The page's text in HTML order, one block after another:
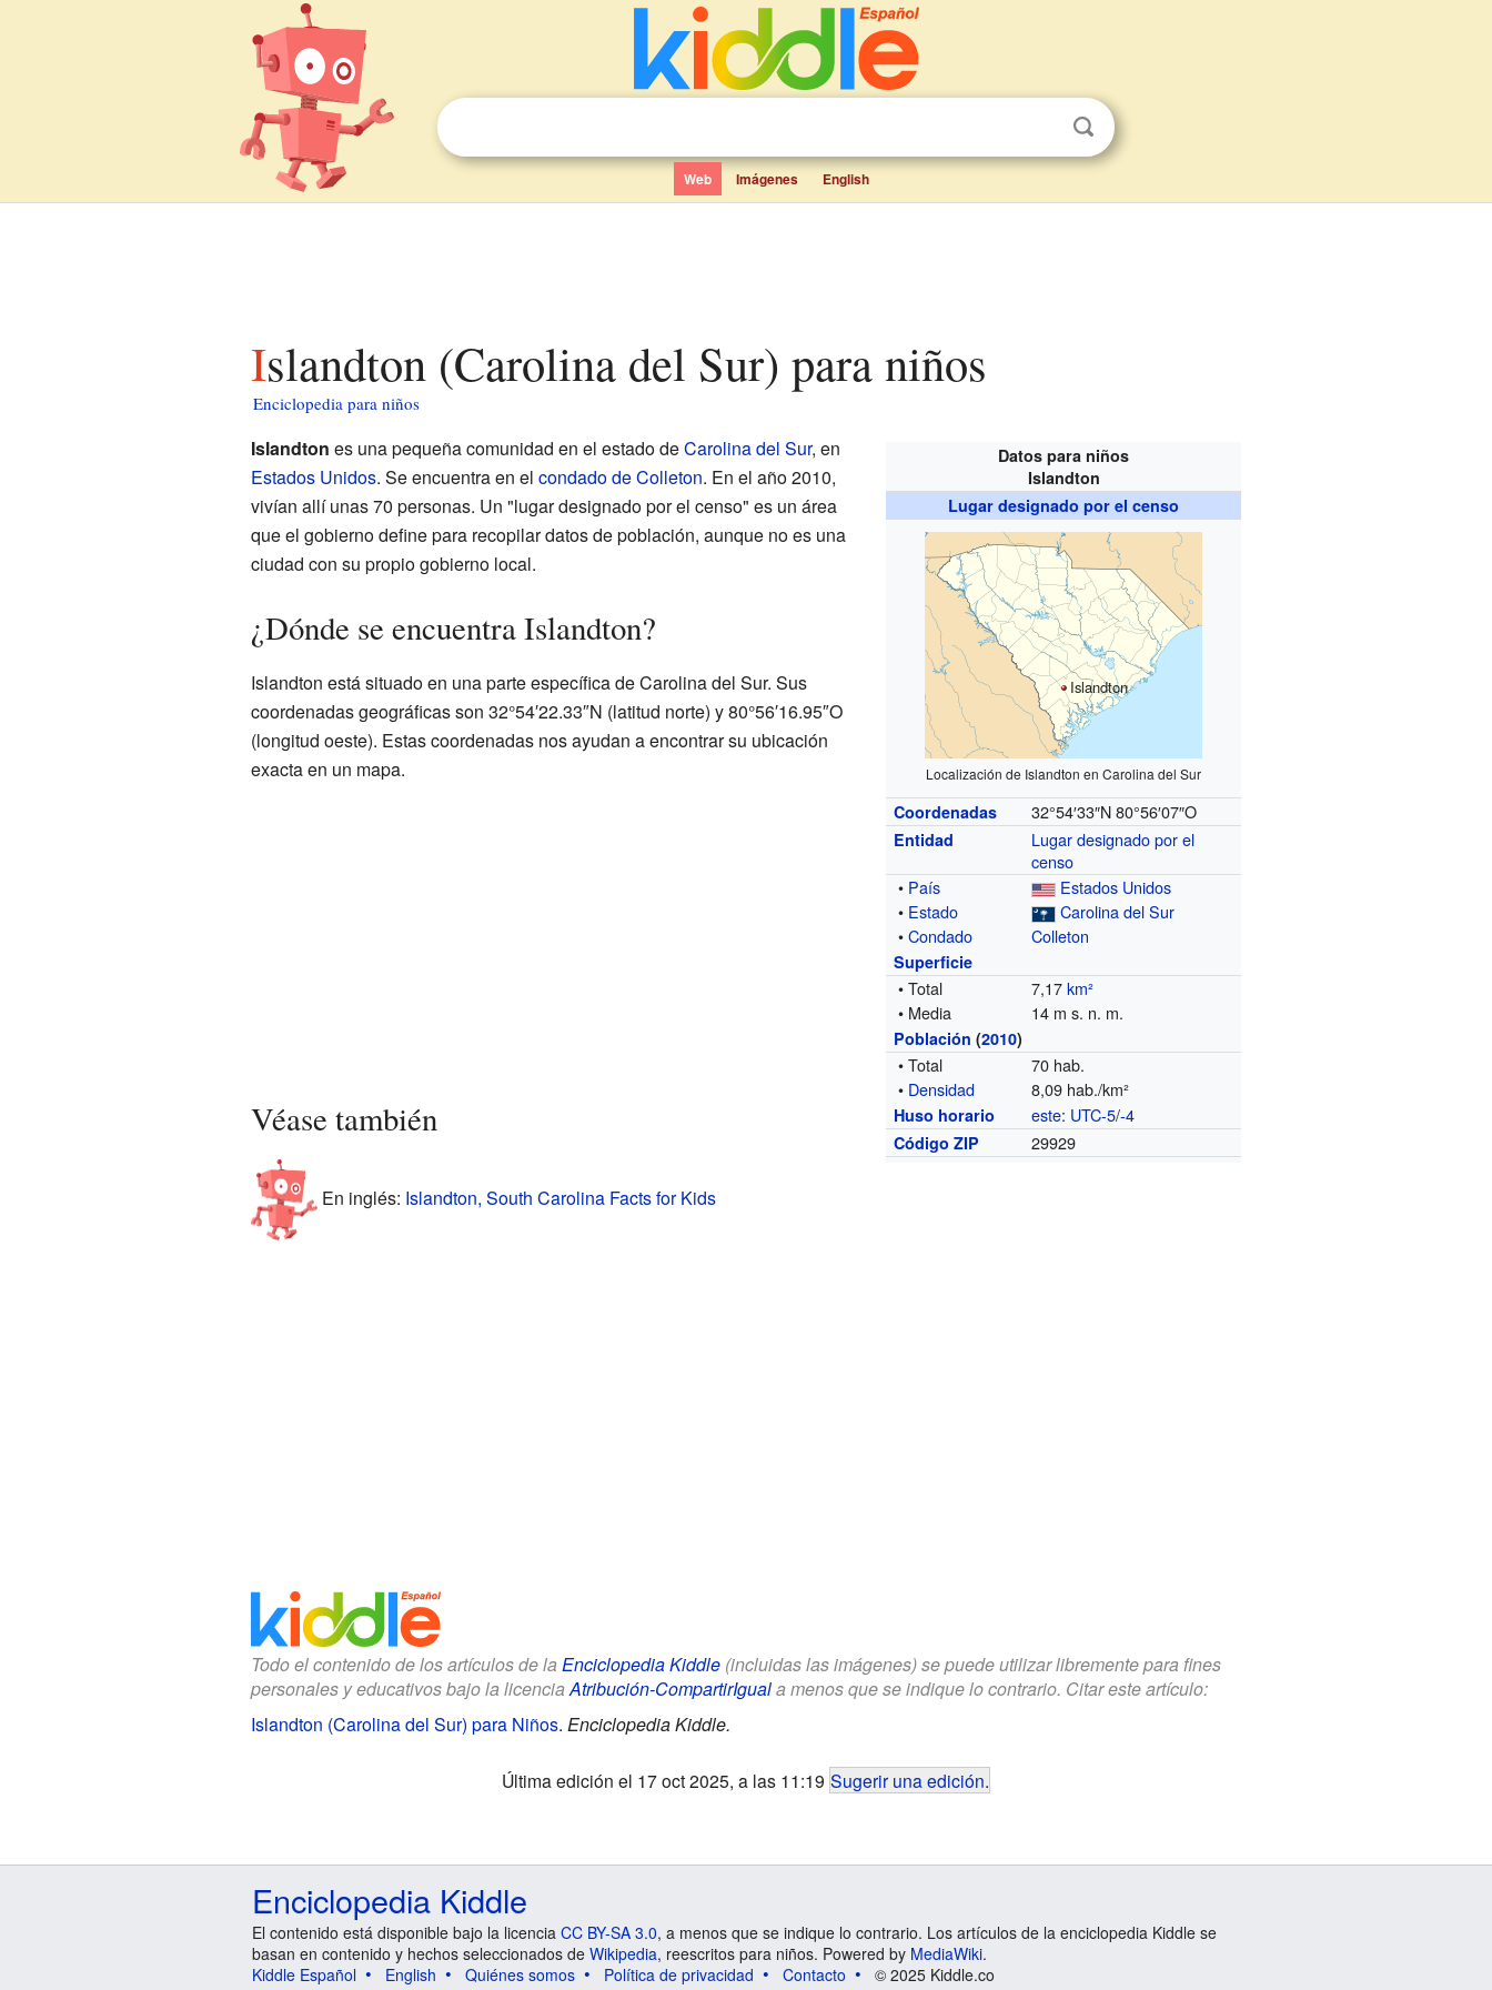
Web Imágenes English
Islandton (Carolina del Sur) para niños
Enciclopedia para niños
Datos para niños
Islandton
Lugar designado por el censo
Islandton
Localización de Islandton en Carolina del Sur
Coordenadas 32°54′33″N 80°56′07″O
Entidad
Lugar designado por el
censo
• País
Estados Unidos
• Estado
Carolina del Sur
•Condado Colleton
Superficie
• Total 7,17km²
• Media
14 m s. n. m.
Población (2010)
• Total
70 hab.
• Densidad 8,09 hab./km²
Huso horario este: UTC-5/-4
Código ZIP 29929
Islandton es una pequeña comunidad en el estado deCarolina del Sur, en
Estados Unidos. Se encuentra en el condado de Colleton. En el año 2010,
vivían allí unas 70 personas. Un "lugar designado por el censo" es un área
que el gobierno define para recopilar datos de población, aunque no es una
ciudad con su propio gobierno local.
¿Dónde se encuentra Islandton?
Islandton está situado en una parte específica de Carolina del Sur. Sus
coordenadas geográficas son 32°54′22.33″N (latitud norte) y 80°56′16.95″O
(longitud oeste). Estas coordenadas nos ayudan a encontrar su ubicación
exacta en un mapa.
Véase también
En inglés: Islandton, South Carolina Facts for Kids
Todo el contenido de los artículos de la Enciclopedia Kiddle(incluidas las imágenes) se puede utilizar libremente para fines
personales y educativos bajo la licenciaAtribución-CompartirIguala menos que se indique lo contrario. Citar este artículo:
Islandton (Carolina del Sur) para Niños. Enciclopedia Kiddle.
Última edición el 17 oct 2025, a las 11:19 Sugerir una edición.
Enciclopedia Kiddle
El contenido está disponible bajo la licencia CC BY-SA 3.0, a menos que se indique lo contrario. Los artículos de la enciclopedia Kiddle se
basan en contenido y hechos seleccionados de Wikipedia, reescritos para niños. Powered by MediaWiki.
Kiddle Español
English Quiénes somos Política de privacidad Contacto © 2025 Kiddle.co